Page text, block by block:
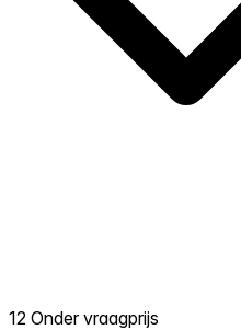
12 Onder vraagprijs